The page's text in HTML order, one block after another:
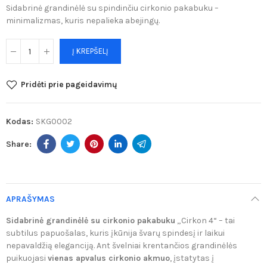
Sidabrinė grandinėlė su spindinčiu cirkonio pakabuku –
minimalizmas, kuris nepalieka abejingų.
Į KREPŠELĮ
Pridėti prie pageidavimų
Kodas: SKG0002
APRAŠYMAS
Sidabrinė grandinėlė su cirkonio pakabuku „Cirkon 4“ – tai
subtilus papuošalas, kuris įkūnija švarų spindesį ir laikui
nepavaldžią eleganciją. Ant švelniai krentančios grandinėlės
puikuojasi vienas apvalus cirkonio akmuo, įstatytas į